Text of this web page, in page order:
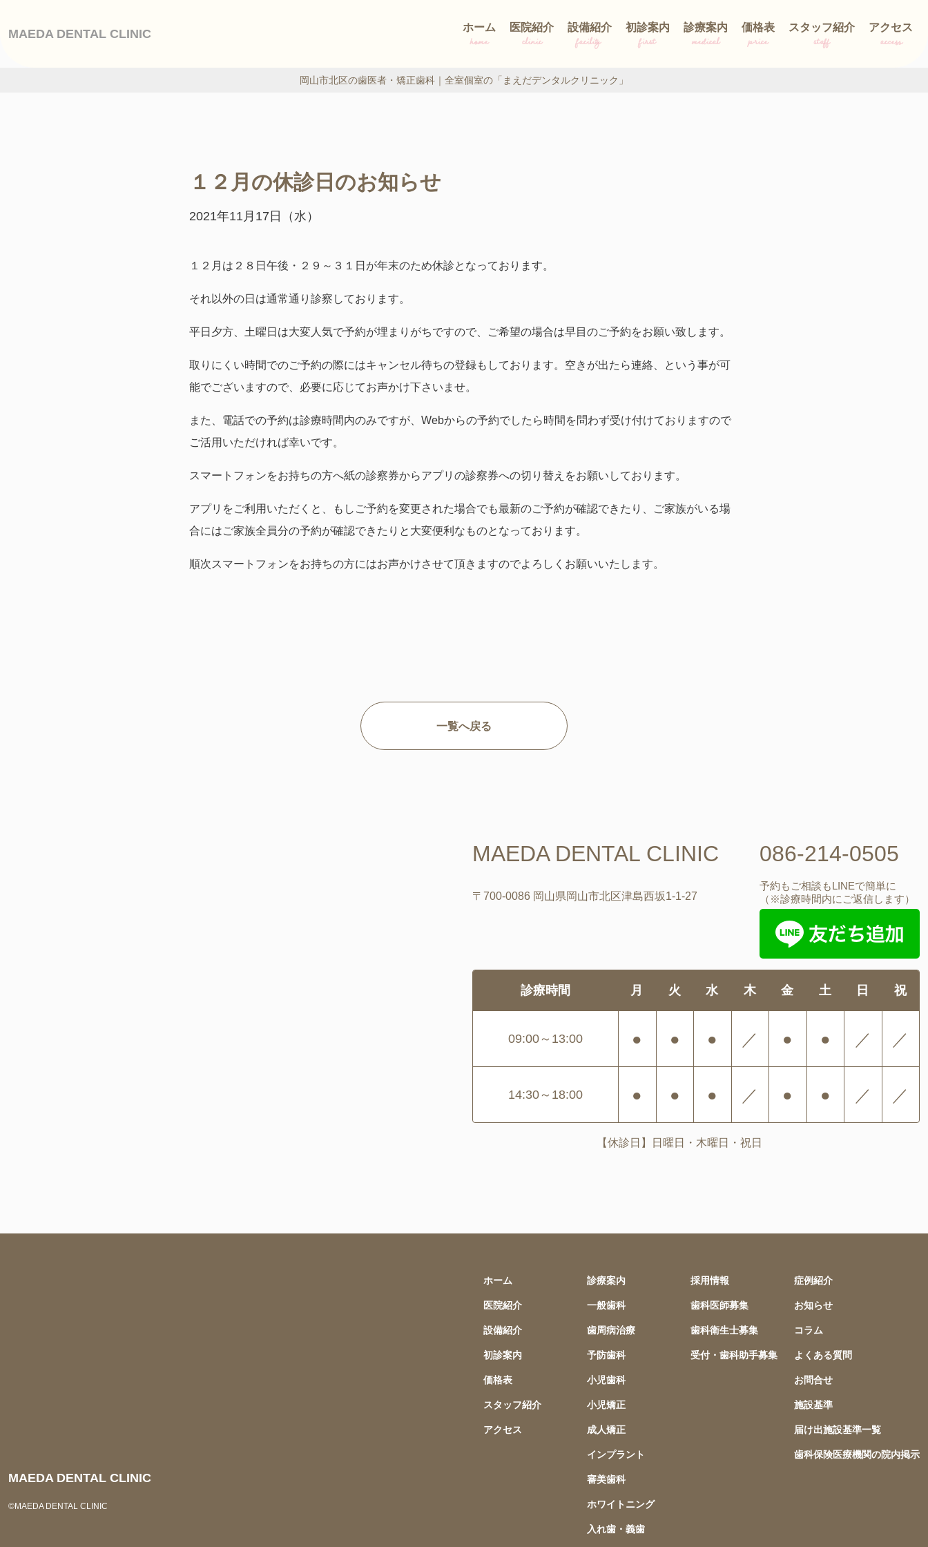
MAEDA DENTAL CLINIC
ホーム
home
医院紹介
clinic
設備紹介
facility
初診案内
first
診療案内
medical
価格表
price
スタッフ紹介
staff
アクセス
access
岡山市北区の歯医者・矯正歯科｜全室個室の「まえだデンタルクリニック」
１２月の休診日のお知らせ
2021年11月17日（水）
１２月は２８日午後・２９～３１日が年末のため休診となっております。
それ以外の日は通常通り診察しております。
平日夕方、土曜日は大変人気で予約が埋まりがちですので、ご希望の場合は早目のご予約をお願い致します。
取りにくい時間でのご予約の際にはキャンセル待ちの登録もしております。空きが出たら連絡、という事が可
能でございますので、必要に応じてお声かけ下さいませ。
また、電話での予約は診療時間内のみですが、Webからの予約でしたら時間を問わず受け付けておりますので
ご活用いただければ幸いです。
スマートフォンをお持ちの方へ紙の診察券からアプリの診察券への切り替えをお願いしております。
アプリをご利用いただくと、もしご予約を変更された場合でも最新のご予約が確認できたり、ご家族がいる場
合にはご家族全員分の予約が確認できたりと大変便利なものとなっております。
順次スマートフォンをお持ちの方にはお声かけさせて頂きますのでよろしくお願いいたします。
一覧へ戻る
MAEDA DENTAL CLINIC
〒700-0086 岡山県岡山市北区津島西坂1-1-27
086-214-0505
予約もご相談もLINEで簡単に
（※診療時間内にご返信します）
診療時間 月 火 水 木 金 土 日 祝
09:00～13:00 ● ● ● ／ ● ● ／ ／
14:30～18:00 ● ● ● ／ ● ● ／ ／
【休診日】日曜日・木曜日・祝日
ホーム
医院紹介
設備紹介
初診案内
価格表
スタッフ紹介
アクセス
診療案内
一般歯科
歯周病治療
予防歯科
小児歯科
小児矯正
成人矯正
インプラント
審美歯科
ホワイトニング
入れ歯・義歯
採用情報
歯科医師募集
歯科衛生士募集
受付・歯科助手募集
症例紹介
お知らせ
コラム
よくある質問
お問合せ
施設基準
届け出施設基準一覧
歯科保険医療機関の院内掲示
MAEDA DENTAL CLINIC
©︎MAEDA DENTAL CLINIC